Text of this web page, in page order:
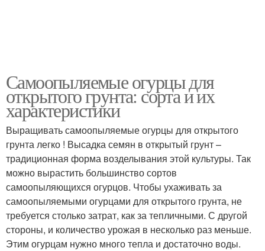
Самоопыляемые огурцы для
открытого грунта: сорта и их
характеристики
Выращивать самоопыляемые огурцы для открытого
грунта легко ! Высадка семян в открытый грунт –
традиционная форма возделывания этой культуры. Так
можно вырастить большинство сортов
самоопыляющихся огурцов. Чтобы ухаживать за
самоопыляемыми огурцами для открытого грунта, не
требуется столько затрат, как за тепличными. С другой
стороны, и количество урожая в несколько раз меньше.
Этим огурцам нужно много тепла и достаточно воды.